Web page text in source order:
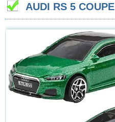
AUDI RS 5 COUPE